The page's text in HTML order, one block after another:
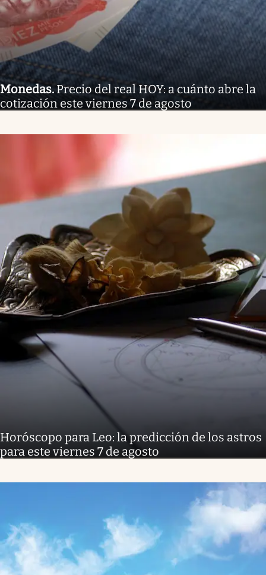
Monedas.Precio del real HOY: a cuánto abre la
cotización este viernes 7 de agosto
Horóscopo para Leo: la predicción de los astros
para este viernes 7 de agosto